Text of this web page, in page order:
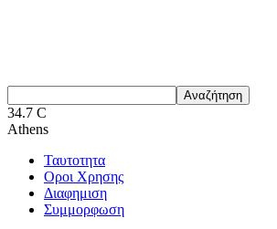
34.7 C
Athens
Ταυτοτητα
Οροι Χρησης
Διαφημιση
Συμμορφωση